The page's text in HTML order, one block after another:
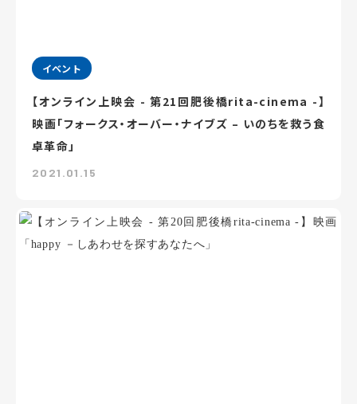
イベント
【オンライン上映会 - 第21回肥後橋rita-cinema -】
映画「フォークス・オーバー・ナイブズ – いのちを救う食
卓革命」
2021.01.15